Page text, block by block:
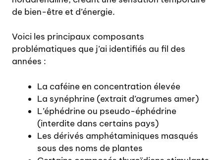
de bien-être et d’énergie.
Voici les principaux composants
problématiques que j’ai identifiés au fil des
années :
La caféine en concentration élevée
La synéphrine (extrait d’agrumes amer)
L’éphédrine ou pseudo-éphédrine
(interdite dans certains pays)
Les dérivés amphétaminiques masqués
sous des noms de plantes